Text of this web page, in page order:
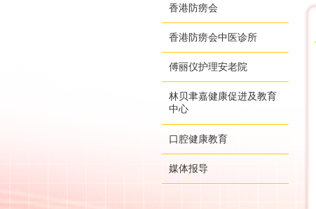
香港防痨会
香港防痨会中医诊所
傅丽仪护理安老院
林贝聿嘉健康促进及教育
中心
口腔健康教育
媒体报导